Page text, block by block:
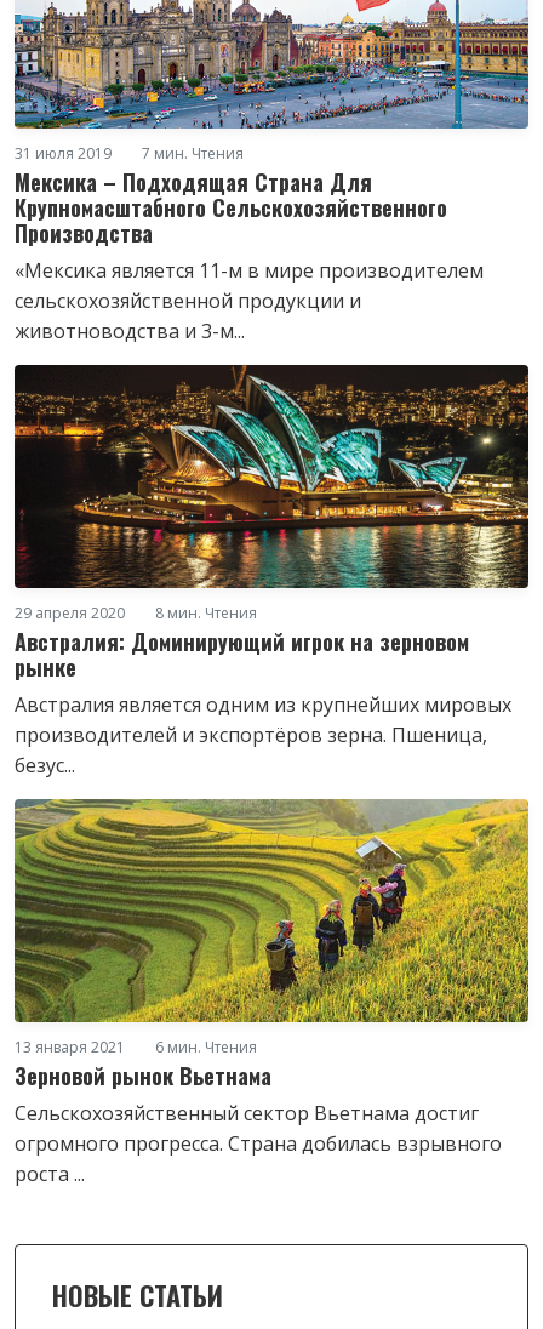
31 июля 2019 7 мин. Чтения
Мексика – Подходящая Страна Для
Крупномасштабного Сельскохозяйственного
Производства
«Мексика является 11-м в мире производителем
сельскохозяйственной продукции и
животноводства и 3-м...
29 апреля 2020 8 мин. Чтения
Австралия: Доминирующий игрок на зерновом
рынке
Австралия является одним из крупнейших мировых
производителей и экспортёров зерна. Пшеница,
безус...
13 января 2021 6 мин. Чтения
Зерновой рынок Вьетнама
Сельскохозяйственный сектор Вьетнама достиг
огромного прогресса. Страна добилась взрывного
роста ...
НОВЫЕ СТАТЬИ